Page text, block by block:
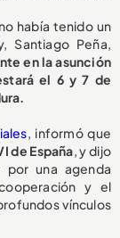
había tenido un
Santiago Peña,
en la asunción
el 6 y 7 de
, informó que
de España, y dijo
por una agenda
y el
vínculos